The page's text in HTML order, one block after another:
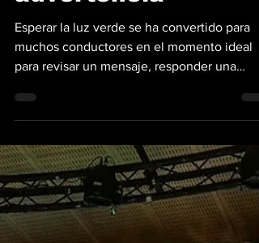
en el semáforo? La
FIA lanza una
advertencia
para revisar un mensaje, responder una
notificación o cambiar una canción. Como el
automóvil está detenido, existe la
de que no hay peligro. Sin embargo, tanto la
Federación Internacional del Automóvil